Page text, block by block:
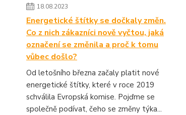
18.08.2023
Energetické štítky se dočkaly změn.
Co z nich zákazníci nově vyčtou, jaká
označení se změnila a proč k tomu
vůbec došlo?
Od letošního března začaly platit nové
energetické štítky, které v roce 2019
schválila Evropská komise. Pojďme se
společně podívat, čeho se změny týka...